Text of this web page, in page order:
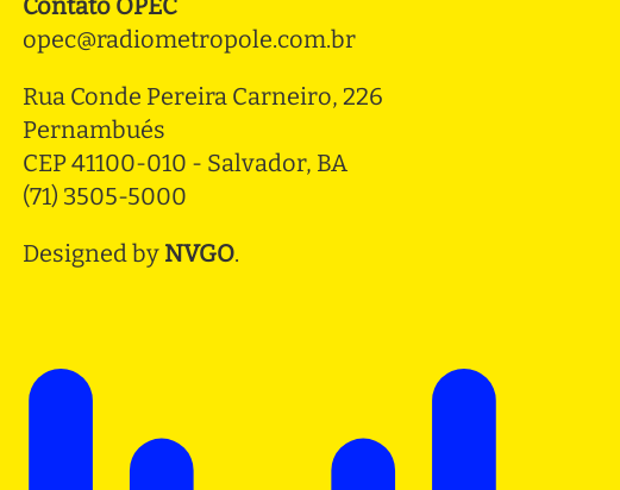
Contato OPEC
opec@radiometropole.com.br
Rua Conde Pereira Carneiro, 226
Pernambués
CEP 41100-010 - Salvador, BA
(71) 3505-5000
Designed by NVGO.